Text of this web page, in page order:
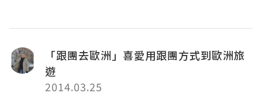
「跟團去歐洲」喜愛用跟團方式到歐洲旅
遊
2014.03.25